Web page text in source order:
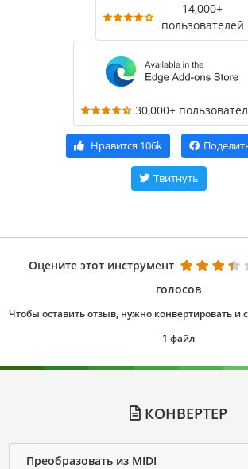
14,000+
пользователей
30,000+
Нравится 106k
Твитнуть
Оцените этот инструмент
голосов
Чтобы оставить отзыв, нужно конвертировать и
1 файл
КОНВЕРТЕР
Преобразовать из MIDI